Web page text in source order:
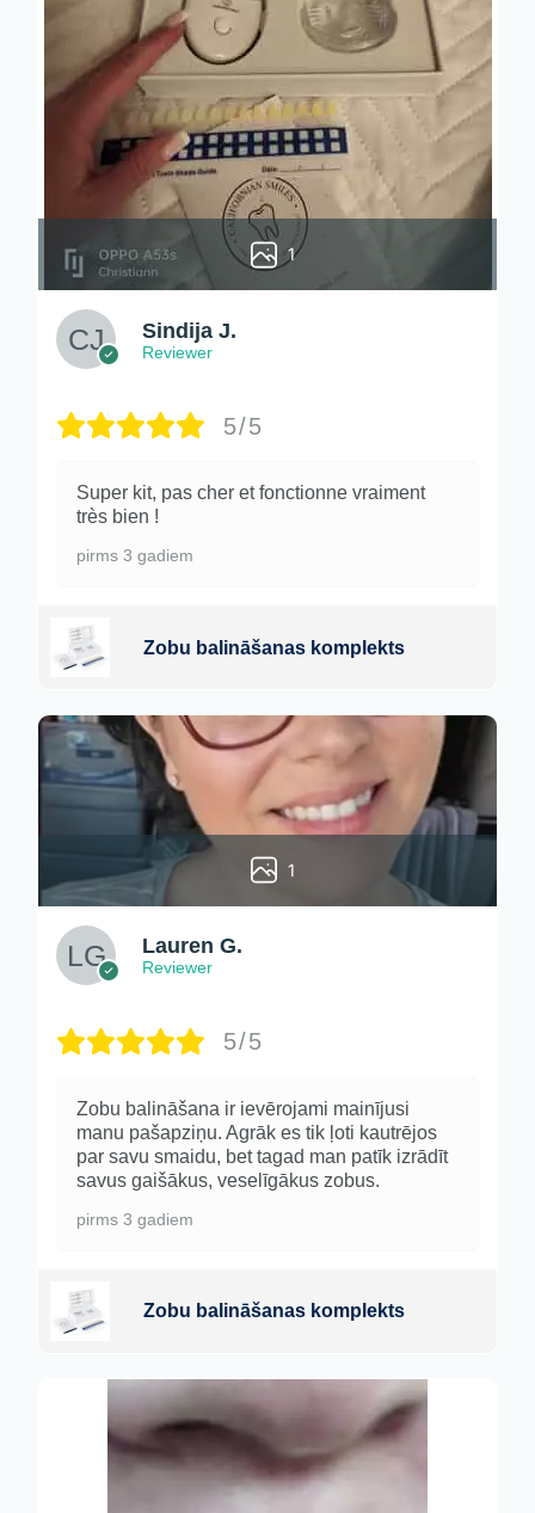
1
Sindija J.
Reviewer
5/5
Super kit, pas cher et fonctionne vraiment
très bien !
pirms 3 gadiem
Zobu balināšanas komplekts
1
Lauren G.
Reviewer
5/5
Zobu balināšana ir ievērojami mainījusi
manu pašapziņu. Agrāk es tik ļoti kautrējos
par savu smaidu, bet tagad man patīk izrādīt
savus gaišākus, veselīgākus zobus.
pirms 3 gadiem
Zobu balināšanas komplekts